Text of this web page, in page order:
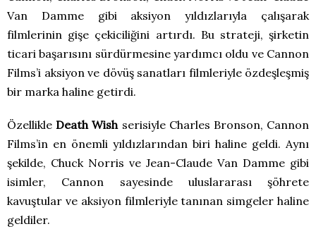
Van Damme gibi aksiyon yıldızlarıyla çalışarak
filmlerinin gişe çekiciliğini artırdı. Bu strateji, şirketin
ticari başarısını sürdürmesine yardımcı oldu ve Cannon
Films’i aksiyon ve dövüş sanatları filmleriyle özdeşleşmiş
bir marka haline getirdi.
ÖzellikleDeath Wishserisiyle Charles Bronson, Cannon
Films’in en önemli yıldızlarından biri haline geldi. Aynı
şekilde, Chuck Norris ve Jean-Claude Van Damme gibi
isimler, Cannon sayesinde uluslararası şöhrete
kavuştular ve aksiyon filmleriyle tanınan simgeler haline
geldiler.